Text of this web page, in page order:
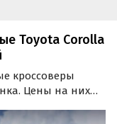
Toyota Corolla
кроссоверы
Цены на них
«Автоновости